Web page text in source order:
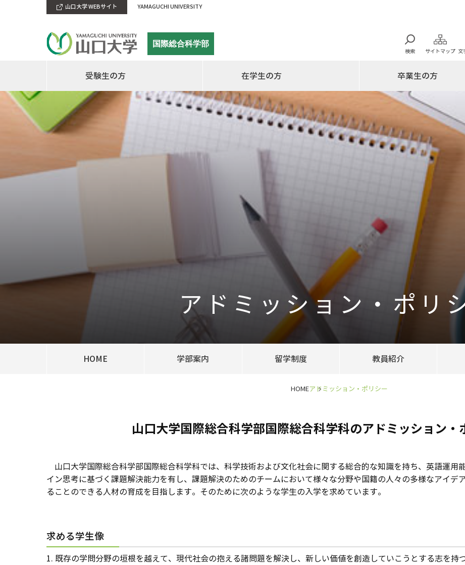
国際総合科学部
検索 サイトマップ 文
山口大学 WEBサイト YAMAGUCHI UNIVERSITY
受験生の方 在学生の方 卒業生の方
アドミッション・ポリ
HOME 学部案内 留学制度 教員紹介
HOMEアドミッション・ポリシー
山口大学国際総合科学部国際総合科学科のアドミッション・
山口大学国際総合科学部国際総合科学科では、科学技術および文化社会に関する総合的な知識を持ち、英語運用
イン思考に基づく課題解決能力を有し、課題解決のためのチームにおいて様々な分野や国籍の人々の多様なアイデ
ることのできる人材の育成を目指します。そのために次のような学生の入学を求めています。
求める学生像
1. 既存の学問分野の垣根を越えて、現代社会の抱える諸問題を解決し、新しい価値を創造していこうとする志を持